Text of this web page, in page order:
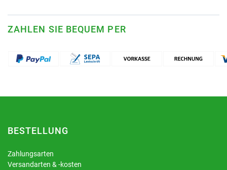
ZAHLEN SIE BEQUEM PER
BESTELLUNG
Zahlungsarten
Versandarten & -kosten